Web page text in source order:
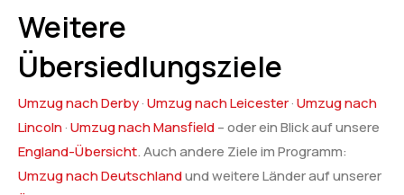
Weitere
Übersiedlungsziele
Umzug nach Derby·Umzug nach Leicester·Umzug nach
Lincoln·Umzug nach Mansfield– oder ein Blick auf unsere
England-Übersicht. Auch andere Ziele im Programm:
Umzug nach Deutschlandund weitere Länder auf unserer